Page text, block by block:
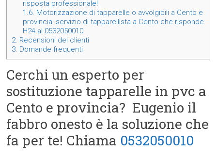
risposta professionale!
1.6. Motorizzazione di tapparelle o avvolgibili a Cento e
provincia: servizio di tapparellista a Cento che risponde
H24 al 0532050010
2. Recensioni dei clienti
3. Domande frequenti
Cerchi un esperto per
sostituzione tapparelle in pvc a
Cento e provincia? Eugenio il
fabbro onesto è la soluzione che
fa per te! Chiama 0532050010